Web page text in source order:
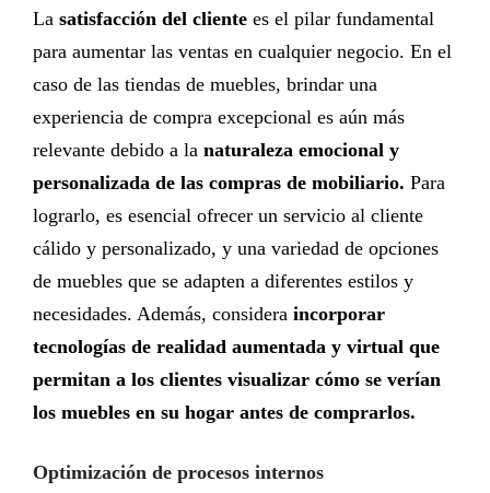
La satisfacción del cliente es el pilar fundamental
para aumentar las ventas en cualquier negocio. En el
caso de las tiendas de muebles, brindar una
experiencia de compra excepcional es aún más
relevante debido a la naturaleza emocional y
personalizada de las compras de mobiliario. Para
lograrlo, es esencial ofrecer un servicio al cliente
cálido y personalizado, y una variedad de opciones
de muebles que se adapten a diferentes estilos y
necesidades. Además, considera incorporar
tecnologías de realidad aumentada y virtual que
permitan a los clientes visualizar cómo se verían
los muebles en su hogar antes de comprarlos.
Optimización de procesos internos